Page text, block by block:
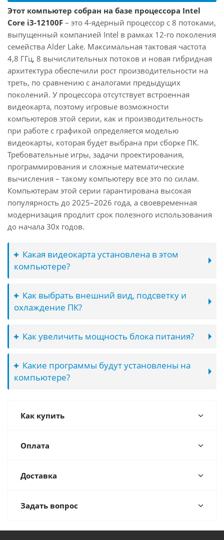
Этот компьютер собран на базе процессора Intel
Core i3-12100F – это 4-ядерный процессор с 8 потоками,
выпущенный компанией Intel в рамках 12-го поколения
семейства Alder Lake. Максимальная тактовая частота
4,8 ГГц, 8 вычислительных потоков и новая гибридная
архитектура обеспечили рост производительности на
треть, по сравнению с аналогами предыдущих
поколений. У процессора отсутствует встроенная
видеокарта, поэтому игровые возможности
компьютеров этой серии, как и производительность
при работе с графикой определяется моделью
видеокарты, которая будет выбрана при сборке ПК.
Требовательные игры, задачи проектирования,
программирования и сложные математические
вычисления – такому компьютеру все это по силам.
Компьютерам этой серии гарантирована высокая
популярность до 2025–2026 года, а своевременная
модернизация продлит срок полезного использования
до начала 30х годов.
Какая видеокарта установлена в этом
компьютере?
Как выбрать внешний вид, подсветку и
охлаждение ПК?
Как увеличить мощность блока питания?
Какие программы будут установлены на
компьютере?
Как купить
Оплата
Доставка
Задать вопрос